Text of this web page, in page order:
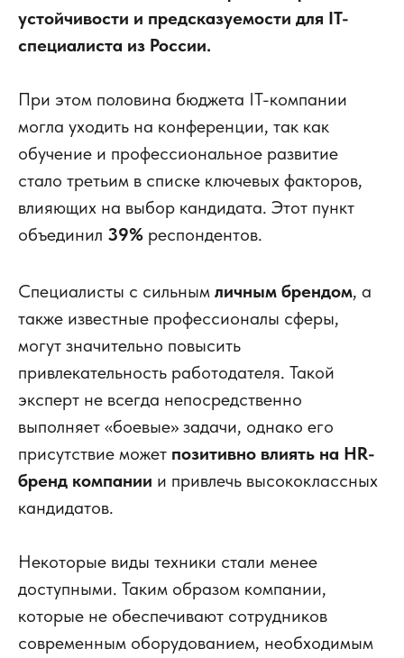
устойчивости и предсказуемости для IT-
специалиста из России.
При этом половина бюджета IT-компании
могла уходить на конференции, так как
обучение и профессиональное развитие
стало третьим в списке ключевых факторов,
влияющих на выбор кандидата. Этот пункт
объединил 39% респондентов.
Специалисты с сильным личным брендом, а
также известные профессионалы сферы,
могут значительно повысить
привлекательность работодателя. Такой
эксперт не всегда непосредственно
выполняет «боевые» задачи, однако его
присутствие может позитивно влиять на HR-
бренд компании и привлечь высококлассных
кандидатов.
Некоторые виды техники стали менее
доступными. Таким образом компании,
которые не обеспечивают сотрудников
современным оборудованием, необходимым